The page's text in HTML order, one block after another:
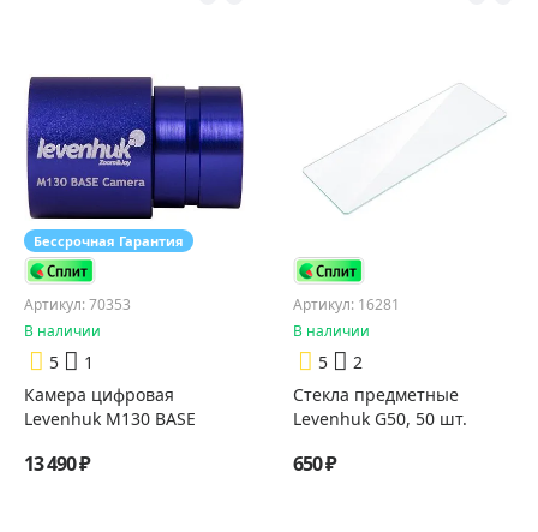
Бессрочная Гарантия
Артикул: 70353
В наличии
5
1
Камера цифровая
Levenhuk M130 BASE
13 490 ₽
Артикул: 16281
В наличии
5
2
Стекла предметные
Levenhuk G50, 50 шт.
650 ₽